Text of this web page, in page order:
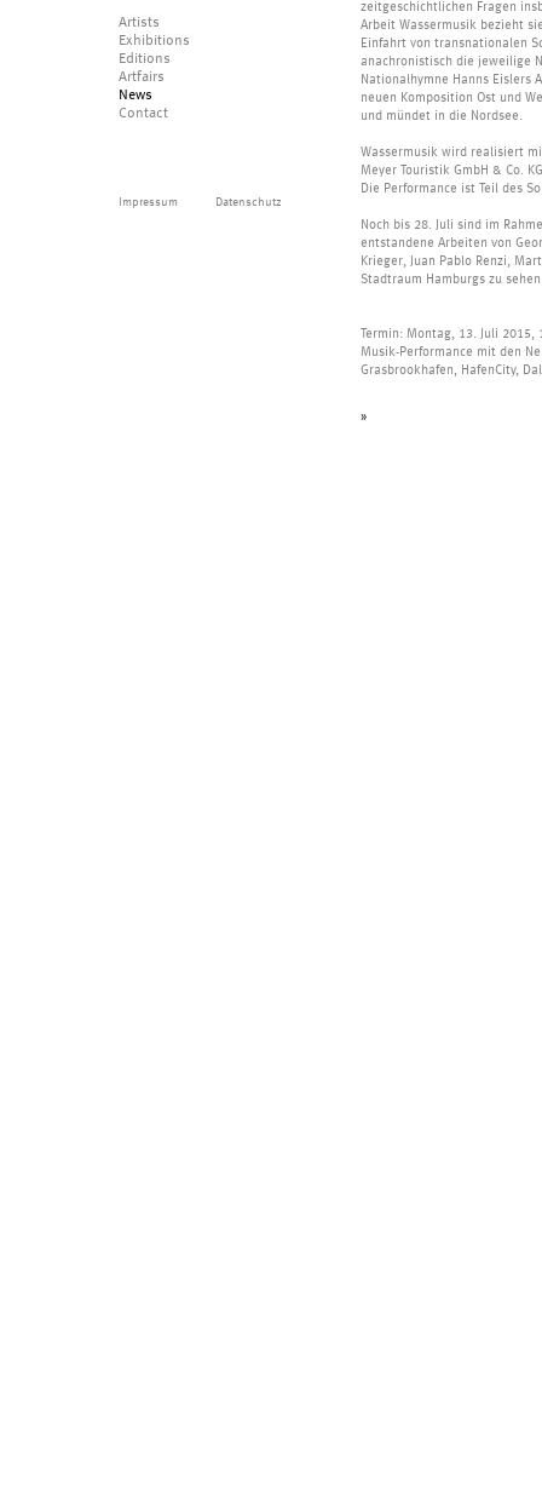
zeitgeschichtlichen Fragen
Arbeit Wassermusik bezieht
Einfahrt von transnationalen
anachronistisch die jeweilige
Nationalhymne Hanns Eislers
neuen Komposition Ost und
und mündet in die Nordsee.
Wassermusik wird realisiert
Meyer Touristik GmbH & Co. KG
Die Performance ist Teil des
Noch bis 28. Juli sind im
entstandene Arbeiten von
Krieger, Juan Pablo Renzi,
Stadtraum Hamburgs zu
Termin: Montag, 13. Juli 2015,
Musik-Performance mit den
Grasbrookhafen, HafenCity,
»
Artists
Exhibitions
Editions
Artfairs
News
Contact
Impressum Datenschutz